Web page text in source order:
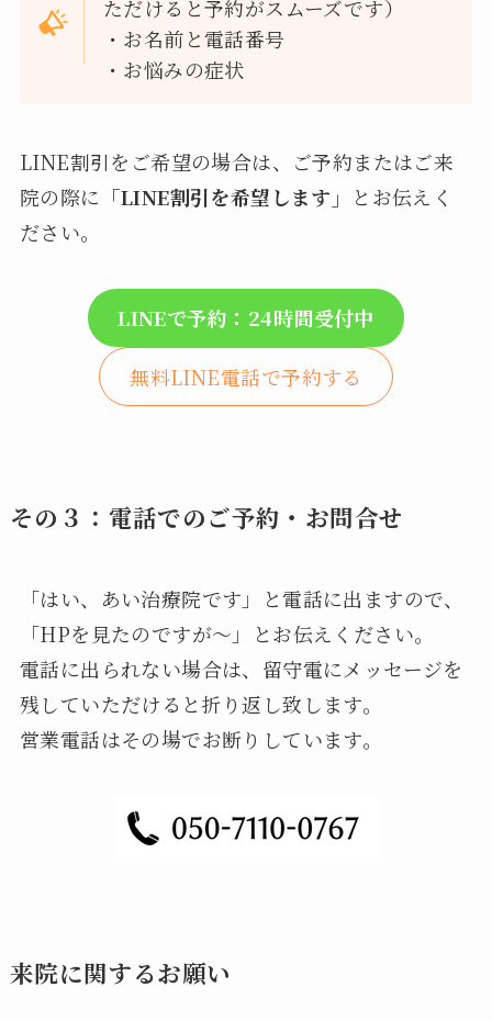
ただけると予約がスムーズです）
・お名前と電話番号
・お悩みの症状
LINE割引をご希望の場合は、ご予約またはご来
院の際に 「LINE割引を希望します」
とお伝えく
ださい。
LINEで予約：24時間受付中
無料LINE電話で予約する
その３：電話でのご予約・お問合せ
「はい、あい治療院です」と電話に出ますので、
「HPを見たのですが～」とお伝えください。
電話に出られない場合は、留守電にメッセージを
残していただけると折り返し致します。
営業電話はその場でお断りしています。
来院に関するお願い